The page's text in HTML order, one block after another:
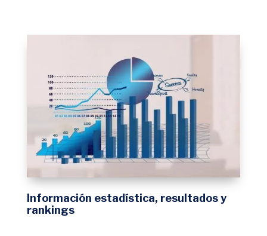
Información estadística, resultados y
rankings